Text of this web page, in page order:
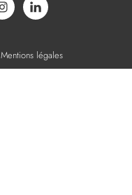
Mentions légales